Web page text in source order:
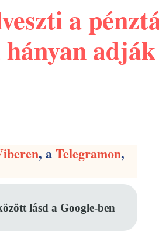
a
, aTelegramon,
lásd a Google-ben